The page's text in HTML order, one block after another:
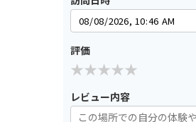
評価
レビュー内容